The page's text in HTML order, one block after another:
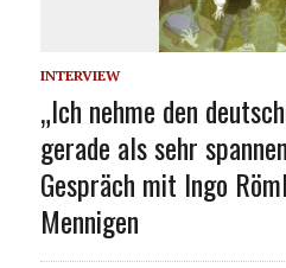
INTERVIEW
„Ich nehme den
gerade als sehr
Gespräch mit Ingo
Mennigen